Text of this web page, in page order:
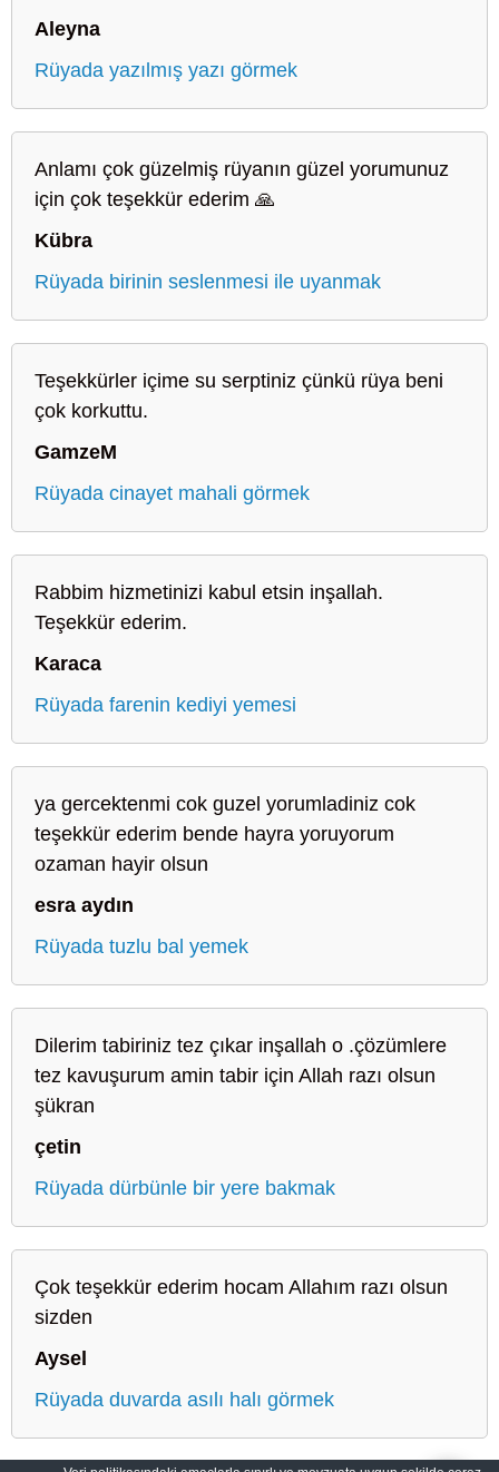
Aleyna
Rüyada yazılmış yazı görmek
Anlamı çok güzelmiş rüyanın güzel yorumunuz
için çok teşekkür ederim 🙏
Kübra
Rüyada birinin seslenmesi ile uyanmak
Teşekkürler içime su serptiniz çünkü rüya beni
çok korkuttu.
GamzeM
Rüyada cinayet mahali görmek
Rabbim hizmetinizi kabul etsin inşallah.
Teşekkür ederim.
Karaca
Rüyada farenin kediyi yemesi
ya gercektenmi cok guzel yorumladiniz cok
teşekkür ederim bende hayra yoruyorum
ozaman hayir olsun
esra aydın
Rüyada tuzlu bal yemek
Dilerim tabiriniz tez çıkar inşallah o .çözümlere
tez kavuşurum amin tabir için Allah razı olsun
şükran
çetin
Rüyada dürbünle bir yere bakmak
Çok teşekkür ederim hocam Allahım razı olsun
sizden
Aysel
Rüyada duvarda asılı halı görmek